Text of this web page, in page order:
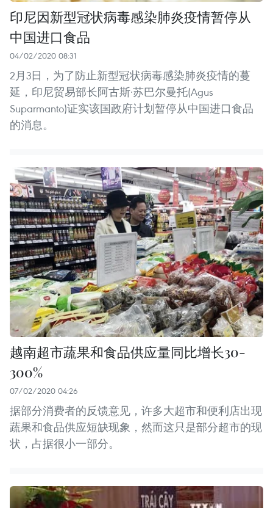
印尼因新型冠状病毒感染肺炎疫情暂停从
中国进口食品
04/02/2020 08:31
2月3日，为了防止新型冠状病毒感染肺炎疫情的蔓
延，印尼贸易部长阿古斯·苏巴尔曼托(Agus
Suparmanto)证实该国政府计划暂停从中国进口食品
的消息。
越南超市蔬果和食品供应量同比增长30-
300%
07/02/2020 04:26
据部分消费者的反馈意见，许多大超市和便利店出现
蔬果和食品供应短缺现象，然而这只是部分超市的现
状，占据很小一部分。